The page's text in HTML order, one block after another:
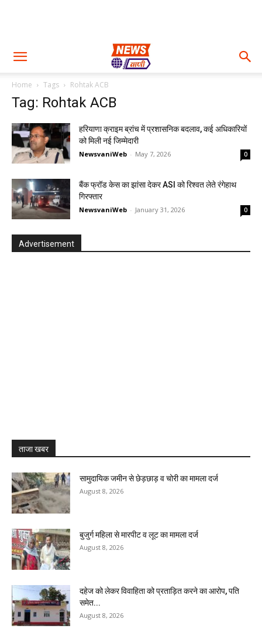
Home Tags Rohtak ACB
Tag: Rohtak ACB
हरियाणा क्राइम ब्रांच में प्रशासनिक बदलाव, कई अधिकारियों
को मिली नई जिम्मेदारी
NewsvaniWeb - May 7, 2026 0
बैंक फ्रॉड केस का झांसा देकर ASI को रिश्वत लेते रंगेहाथ
गिरफ्तार
NewsvaniWeb - January 31, 2026 0
Advertisement
ताजा खबर
सामुदायिक जमीन से छेड़छाड़ व चोरी का मामला दर्ज
August 8, 2026
बुजुर्ग महिला से मारपीट व लूट का मामला दर्ज
August 8, 2026
दहेज को लेकर विवाहिता को प्रताड़ित करने का आरोप, पति
समेत...
August 8, 2026